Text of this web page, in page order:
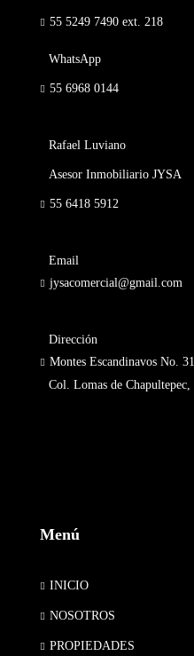
55 5249 7490 ext. 218
WhatsApp
55 6968 0144
Rafael Luviano
Asesor Inmobiliario JYSA
55 6418 5912
Email
jysacomercial@gmail.com
Dirección
Montes Escandinavos No.
Col. Lomas de Chapultepec,
Menú
INICIO
NOSOTROS
PROPIEDADES